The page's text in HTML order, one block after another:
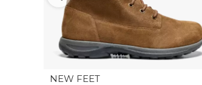
NEW FEET